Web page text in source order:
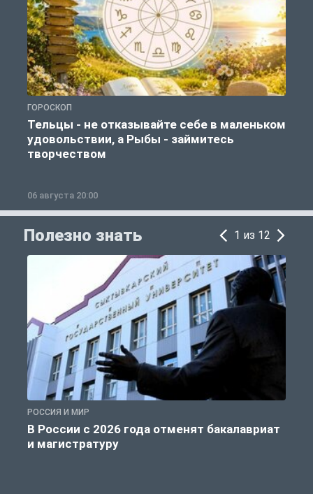
ГОРОСКОП
Тельцы - не отказывайте себе в маленьком
удовольствии, а Рыбы - займитесь
творчеством
06 августа 20:00
Полезно знать 1 из 12
РОССИЯ И МИР
В России с 2026 года отменят бакалавриат
и магистратуру